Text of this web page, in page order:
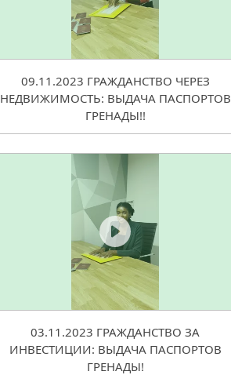
09.11.2023 ГРАЖДАНСТВО ЧЕРЕЗ
НЕДВИЖИМОСТЬ: ВЫДАЧА ПАСПОРТОВ
ГРЕНАДЫ!!
03.11.2023 ГРАЖДАНСТВО ЗА
ИНВЕСТИЦИИ: ВЫДАЧА ПАСПОРТОВ
ГРЕНАДЫ!